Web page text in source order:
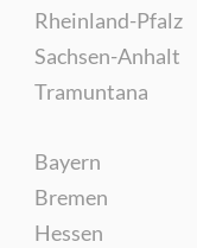
Rheinland-Pfalz
Sachsen-Anhalt
Tramuntana
Bayern
Bremen
Hessen